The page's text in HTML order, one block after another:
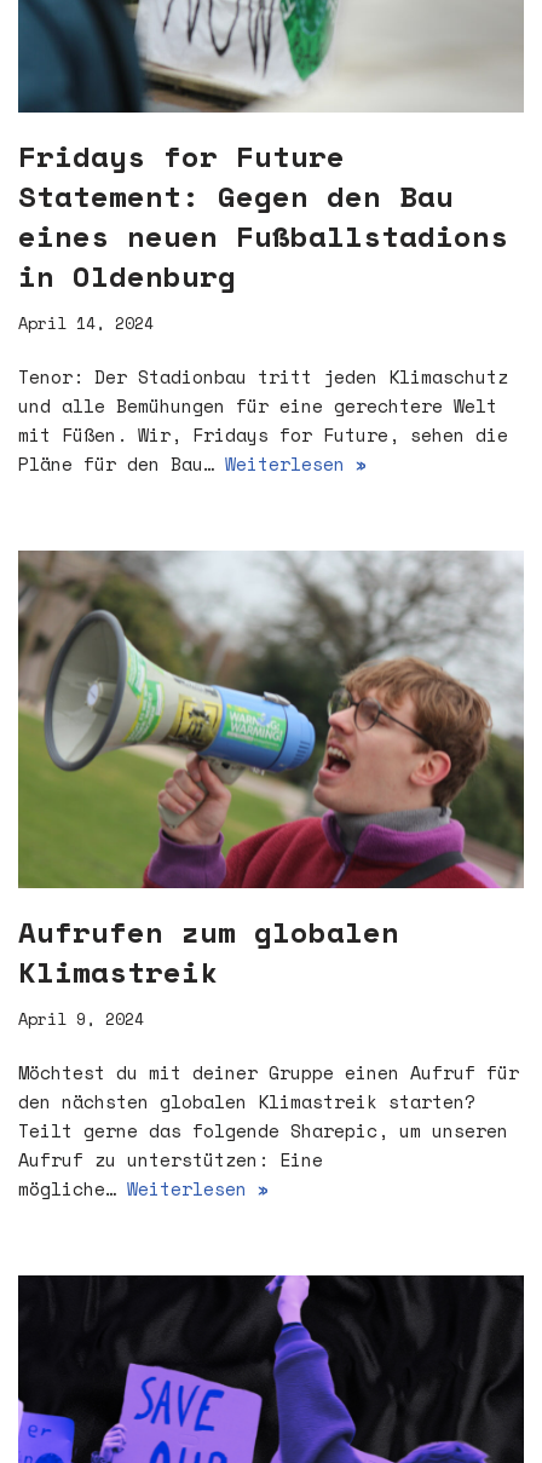
Fridays for Future
Statement: Gegen den Bau
eines neuen Fußballstadions
in Oldenburg
April 14, 2024
Tenor: Der Stadionbau tritt jeden Klimaschutz
und alle Bemühungen für eine gerechtere Welt
mit Füßen. Wir, Fridays for Future, sehen die
Pläne für den Bau… Weiterlesen »
Aufrufen zum globalen
Klimastreik
April 9, 2024
Möchtest du mit deiner Gruppe einen Aufruf für
den nächsten globalen Klimastreik starten?
Teilt gerne das folgende Sharepic, um unseren
Aufruf zu unterstützen: Eine
mögliche… Weiterlesen »